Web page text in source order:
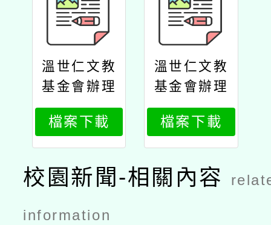
溫世仁文教
基金會辦理
「114年中
小學作文比
賽」公文
檔案下載
溫世仁文教
基金會辦理
「114年中
小學作文比
賽」實施計
畫
檔案下載
校園新聞-相關內容
information